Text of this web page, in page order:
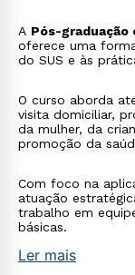
A Pós-graduação
oferece uma
do SUS e às
O curso aborda
visita domiciliar,
da mulher, da
promoção da
Com foco na
atuação
trabalho em
básicas.
Ler mais